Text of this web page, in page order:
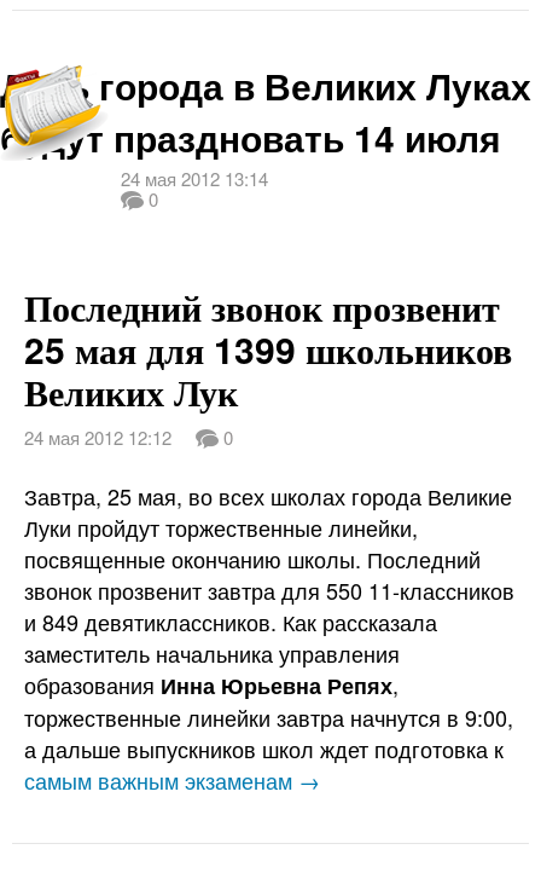
День города в Великих Луках
будут праздновать 14 июля
24 мая 2012 13:14
0
Последний звонок прозвенит
25 мая для 1399 школьников
Великих Лук
24 мая 2012 12:12 0
Завтра, 25 мая, во всех школах города Великие
Луки пройдут торжественные линейки,
посвященные окончанию школы. Последний
звонок прозвенит завтра для 550 11-классников
и 849 девятиклассников. Как рассказала
заместитель начальника управления
образования Инна Юрьевна Репях,
торжественные линейки завтра начнутся в 9:00,
а дальше выпускников школ ждет подготовка к
самым важным экзаменам →